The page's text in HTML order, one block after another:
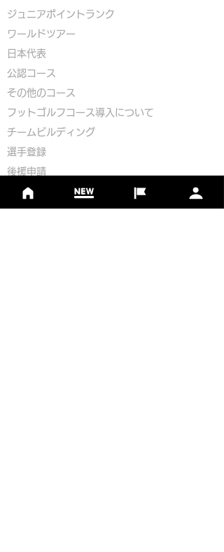
ジュニアポイントランク
​ワールドツアー
​​日本代表
公認コース
​その他のコース
​ フットゴルフコース導入について
​チームビルディング
選手登録​
​後援申請
​イベント依頼
プライバシーポリシー